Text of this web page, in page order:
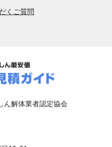
くご質問
ん解体業者認定協会